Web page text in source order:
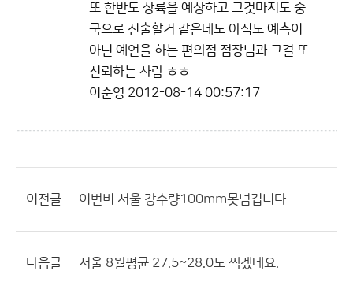
또 한반도 상륙을 예상하고 그것마저도 중
국으로 진출할거 같은데도 아직도 예측이
아닌 예언을 하는 편의점 점장님과 그걸 또
신뢰하는 사람 ㅎㅎ
이준영 2012-08-14 00:57:17
이전글 이번비 서울 강수량100mm못넘깁니다
다음글 서울 8월평균 27.5~28.0도 찍겠네요.